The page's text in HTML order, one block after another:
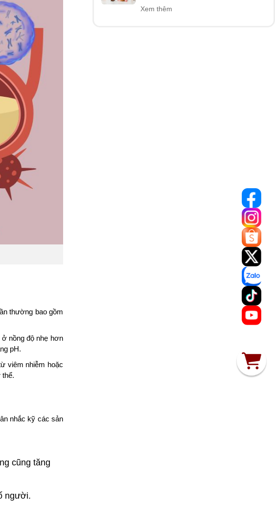
thường bao gồm
nồng độ nhẹ hơn
pH.
viêm nhiễm hoặc
thể.
nhắc kỹ các sản
cũng tăng
người.
Xem thêm